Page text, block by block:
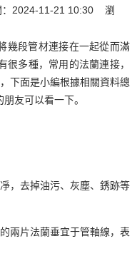
2024-11-21 10:30 瀏
幾段管材連接在一起從而滿
很多種，常用的法蘭連接，
下面是小編根據相關資料總
友可以看一下。
，去掉油污、灰塵、銹跡等
兩片法蘭垂宜于管軸線，表